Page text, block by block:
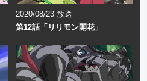
2020/08/23 放送
第12話「リリモン開花」